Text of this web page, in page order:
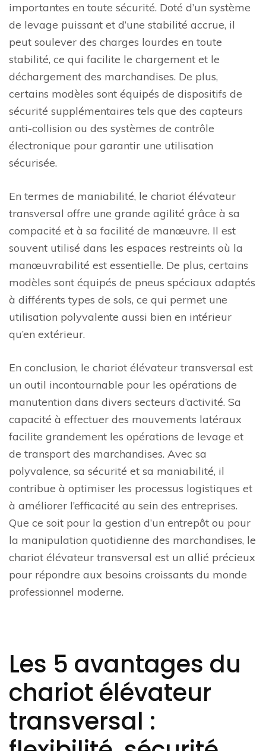
importantes en toute sécurité. Doté d’un système
de levage puissant et d’une stabilité accrue, il
peut soulever des charges lourdes en toute
stabilité, ce qui facilite le chargement et le
déchargement des marchandises. De plus,
certains modèles sont équipés de dispositifs de
sécurité supplémentaires tels que des capteurs
anti-collision ou des systèmes de contrôle
électronique pour garantir une utilisation
sécurisée.
En termes de maniabilité, le chariot élévateur
transversal offre une grande agilité grâce à sa
compacité et à sa facilité de manœuvre. Il est
souvent utilisé dans les espaces restreints où la
manœuvrabilité est essentielle. De plus, certains
modèles sont équipés de pneus spéciaux adaptés
à différents types de sols, ce qui permet une
utilisation polyvalente aussi bien en intérieur
qu’en extérieur.
En conclusion, le chariot élévateur transversal est
un outil incontournable pour les opérations de
manutention dans divers secteurs d’activité. Sa
capacité à effectuer des mouvements latéraux
facilite grandement les opérations de levage et
de transport des marchandises. Avec sa
polyvalence, sa sécurité et sa maniabilité, il
contribue à optimiser les processus logistiques et
à améliorer l’efficacité au sein des entreprises.
Que ce soit pour la gestion d’un entrepôt ou pour
la manipulation quotidienne des marchandises, le
chariot élévateur transversal est un allié précieux
pour répondre aux besoins croissants du monde
professionnel moderne.
Les 5 avantages du
chariot élévateur
transversal :